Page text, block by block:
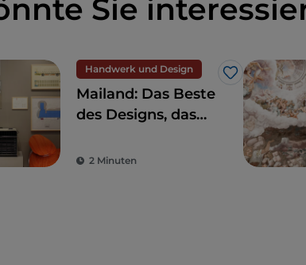
Sie
Handwerk und Design
Like
Mailand: Das Beste
des Designs, das
sollten
2 Minuten